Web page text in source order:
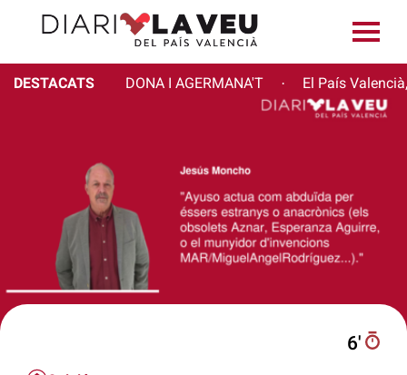
DESTACATS DONA I AGERMANA'T · El País
6′